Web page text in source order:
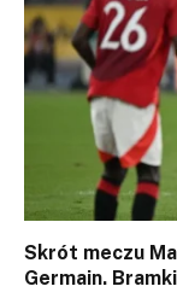
Skrót meczu
Germain.